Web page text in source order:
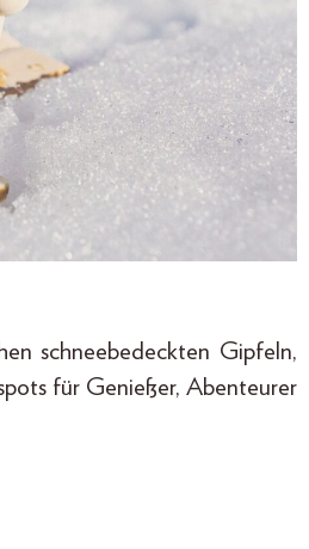
schneebedeckten Gipfeln,
für Genießer, Abenteurer